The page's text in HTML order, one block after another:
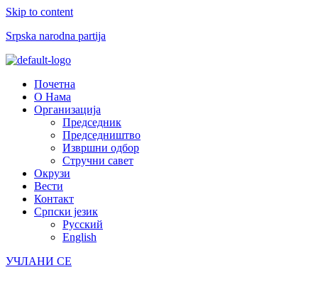
Skip to content
Srpska narodna partija
Menu
Почетна
О Нама
Организација
Председник
Председништво
Извршни одбор
Стручни савет
Окрузи
Вести
Контакт
Српски језик
Русский
English
УЧЛАНИ СЕ